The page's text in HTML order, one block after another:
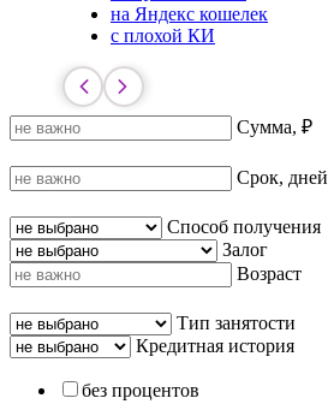
на Яндекс кошелек
с плохой КИ
Сумма, ₽
Срок, дней
Способ получения
Залог
Возраст
Тип занятости
Кредитная история
без процентов